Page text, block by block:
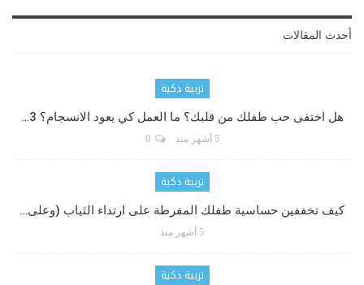
أحدث المقالات
تربية ذكية
هل اختفى حب طفلك من قلبك؟ ما العمل كي يعود الانسجام؟ 3…
5 أشهر منذ 0
تربية ذكية
كيف تخففين حساسية طفلك المفرطة على ارتداء الثياب (وعلى…
5 أشهر منذ
تربية ذكية